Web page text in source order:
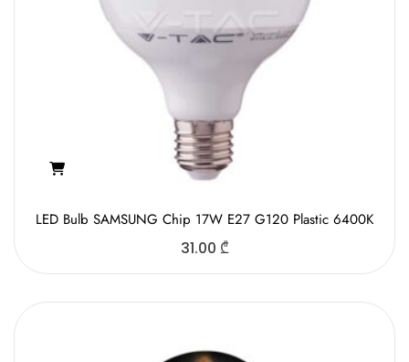
LED Bulb SAMSUNG Chip 17W E27 G120 Plastic 6400K
31.00 ₾